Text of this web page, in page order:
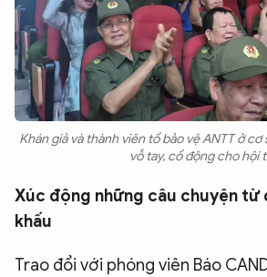
Khán giả và thành viên tổ bảo vệ ANTT ở
vỗ tay, cổ động cho hội
​Xúc động những câu chuyện từ
khấu
Trao đổi với phóng viên Báo